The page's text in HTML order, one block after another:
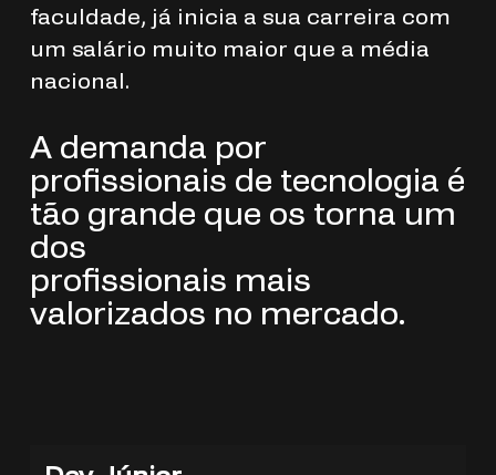
faculdade, já inicia a sua carreira com
um salário muito maior que a média
nacional.
A demanda por
profissionais de tecnologia é
tão grande que os torna um
dos
profissionais mais
valorizados no mercado.